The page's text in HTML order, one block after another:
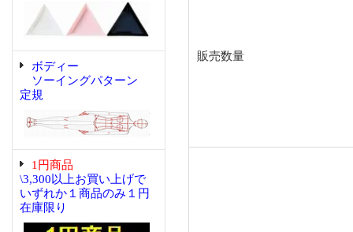
ボディー
ソーイングパターン
定規
1円商品
\3,300以上お買い上げで
いずれか１商品のみ１円
在庫限り
販売数量